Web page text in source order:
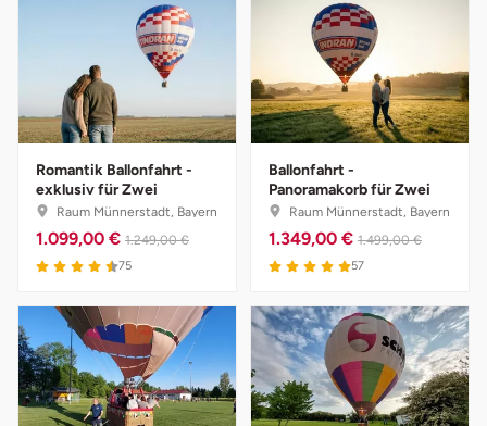
Romantik Ballonfahrt -
exklusiv für Zwei
Raum Münnerstadt, Bayern
1.099,00 € 1.249,00 €
75
Ballonfahrt -
Panoramakorb für Zwei
Raum Münnerstadt, Bayern
1.349,00 € 1.499,00 €
57